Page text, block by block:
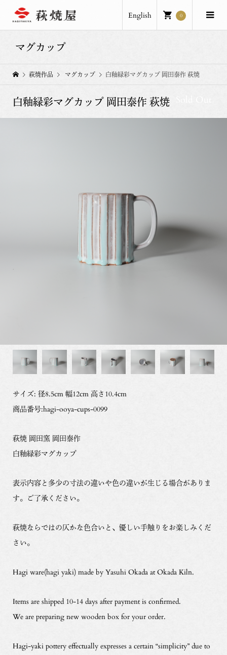
English 0
マグカップ
萩焼作品 マグカップ 白釉緑彩マグカップ 岡田泰作 萩焼
白釉緑彩マグカップ 岡田泰作 萩焼
サイズ: 径8.5cm 幅12cm 高さ10.4cm
商品番号:hagi-ooya-cups-0099
萩焼 岡田窯 岡田泰作
白釉緑彩マグカップ
表示内容と多少の寸法の違いや色の違いが生じる場合がありま
す。ご了承ください。
萩焼ならではの仄かな色合いと、優しい手触りをお楽しみくだ
さい。
Hagi ware(hagi yaki) made by Yasuhi Okada at Okada Kiln.
Items are shipped 10-14 days after payment is confirmed.
We are preparing new wooden box for your order.
Hagi-yaki pottery effectually expresses a certain “simplicity” due to